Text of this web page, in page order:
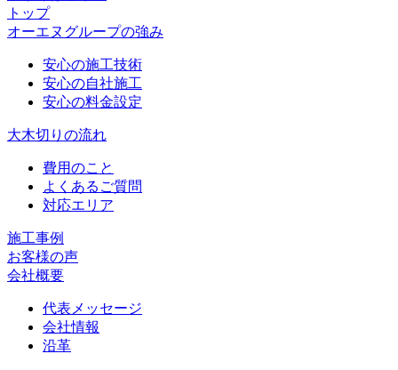
トップ
オーエヌグループの強み
安心の施工技術
安心の自社施工
安心の料金設定
大木切りの流れ
費用のこと
よくあるご質問
対応エリア
施工事例
お客様の声
会社概要
代表メッセージ
会社情報
沿革